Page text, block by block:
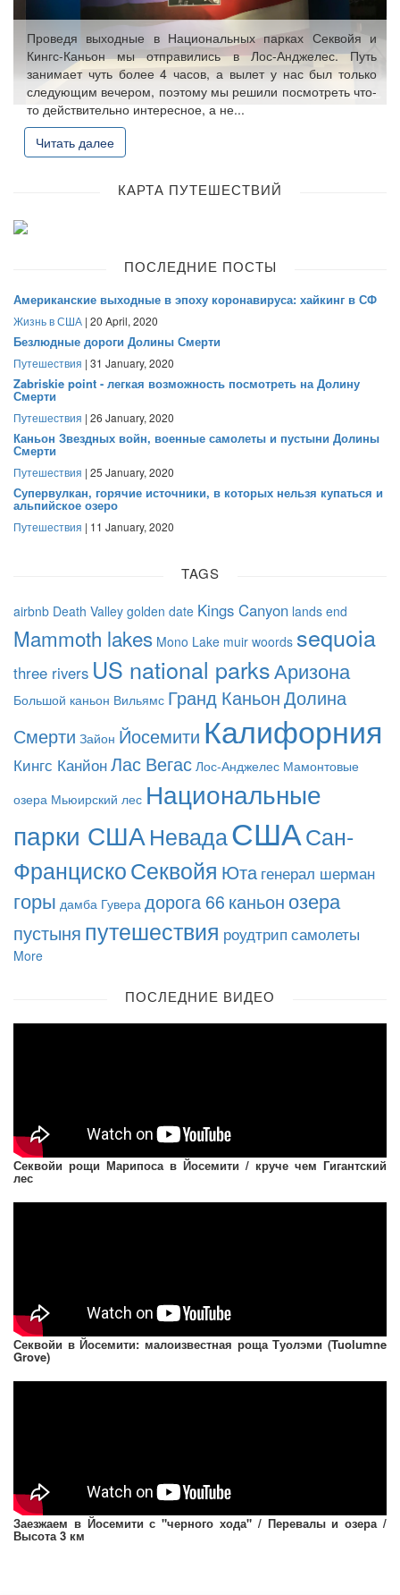
Проведя выходные в Национальных парках Секвойя и
Кингс-Каньон мы отправились в Лос-Анджелес. Путь
занимает чуть более 4 часов, а вылет у нас был только
следующим вечером, поэтому мы решили посмотреть что-
то действительно интересное, а не...
Читать далее
КАРТА ПУТЕШЕСТВИЙ
ПОСЛЕДНИЕ ПОСТЫ
Американские выходные в эпоху коронавируса: хайкинг в СФ
Жизнь в США | 20 April, 2020
Безлюдные дороги Долины Смерти
Путешествия | 31 January, 2020
Zabriskie point - легкая возможность посмотреть на Долину
Смерти
Путешествия | 26 January, 2020
Каньон Звездных войн, военные самолеты и пустыни Долины
Смерти
Путешествия | 25 January, 2020
Супервулкан, горячие источники, в которых нельзя купаться и
альпийское озеро
Путешествия | 11 January, 2020
TAGS
airbnb Death Valley golden date Kings Canyon lands end
Mammoth lakes Mono Lake muir woords sequoia
three rivers US national parksАризона
Большой каньон Вильямс Гранд КаньонДолина
Смерти Зайон Йосемити Калифорния
Кингс КанйонЛас Вегас Лос-Анджелес Мамонтовые
озера Мьюирский лес Национальные
парки СШАНевадаСШАСан-
ФранцискоСеквойя Юта генерал шерман
горы дамба Гувера дорога 66 каньон озера
пустыня путешествия роудтрип самолеты
More
ПОСЛЕДНИЕ ВИДЕО
Секвойи рощи Марипоса в Йосемити / круче чем Гигантский
лес
Секвойи в Йосемити: малоизвестная роща Туолэми (Tuolumne
Grove)
Заезжаем в Йосемити с "черного хода" / Перевалы и озера /
Высота 3 км